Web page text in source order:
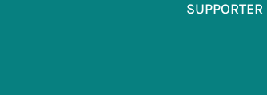
SUPPORTER